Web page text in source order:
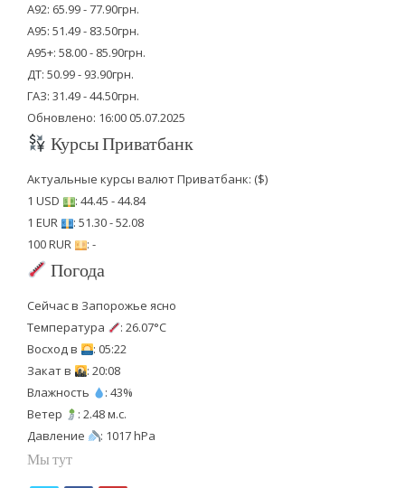
А92: 65.99 - 77.90грн.
А95: 51.49 - 83.50грн.
А95+: 58.00 - 85.90грн.
ДТ: 50.99 - 93.90грн.
ГАЗ: 31.49 - 44.50грн.
Обновлено: 16:00 05.07.2025
Курсы Приватбанк
Актуальные курсы валют Приватбанк: ($)
1 USD
: 44.45 - 44.84
1 EUR
: 51.30 - 52.08
100 RUR
: -
Погода
Сейчас в Запорожье ясно
Температура
: 26.07°C
Восход в
: 05:22
Закат в
: 20:08
Влажность
: 43%
Ветер
: 2.48 м.с.
Давление
: 1017 hPa
Мы тут